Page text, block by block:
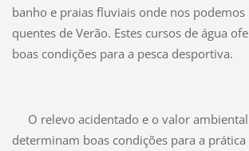
banho e praias fluviais onde nos podemos
quentes de Verão. Estes cursos de água
boas condições para a pesca desportiva.
O relevo acidentado e o valor
determinam boas condições para a